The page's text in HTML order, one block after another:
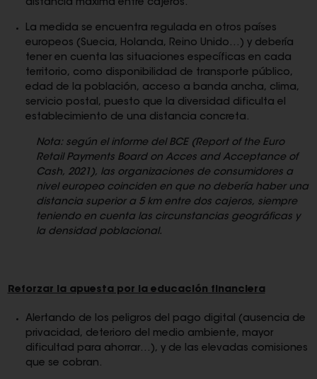
distancia máxima entre cajeros.
La medida se encuentra regulada en otros países
europeos (Suecia, Holanda, Reino Unido…) y debería
tener en cuenta las situaciones específicas en cada
territorio, como disponibilidad de transporte público,
edad de la población, acceso a banda ancha, clima,
servicio postal, puesto que la diversidad dificulta el
establecimiento de una distancia concreta.
Nota: según el informe del BCE (Report of the Euro
Retail Payments Board on Acces and Acceptance of
Cash, 2021), las organizaciones de consumidores a
nivel europeo coinciden en que no debería haber una
distancia superior a 5 km entre dos cajeros, siempre
teniendo en cuenta las circunstancias geográficas y
la densidad poblacional.
Reforzar la apuesta por la educación financiera
Alertando de los peligros del pago digital (ausencia de
privacidad, deterioro del medio ambiente, mayor
dificultad para ahorrar…), y de las elevadas comisiones
que se cobran.